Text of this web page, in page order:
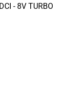
- 8V TURBO